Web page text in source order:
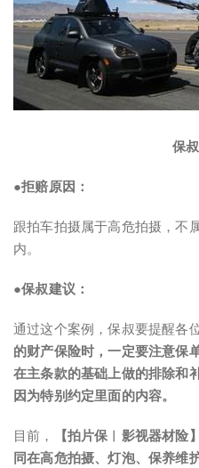
保
●拒赔原因：
跟拍车拍摄属于高危拍摄，不
内。
●保叔建议：
通过这个案例，保叔要提醒各
的财产保险时，一定要注意保
在主条款的基础上做的排除和
因为特别约定里面的内容。
目前，
【拍片保︱影视器材
同在高危拍摄、灯泡、保养维